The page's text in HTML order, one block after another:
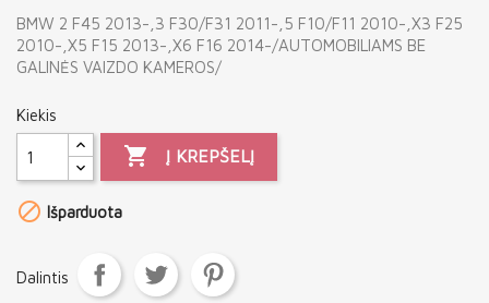
BMW 2 F45 2013-,3 F30/F31 2011-,5 F10/F11 2010-,X3 F25
2010-,X5 F15 2013-,X6 F16 2014-/AUTOMOBILIAMS BE
GALINĖS VAIZDO KAMEROS/
Kiekis
 Į KREPŠELĮ
 Išparduota
Dalintis